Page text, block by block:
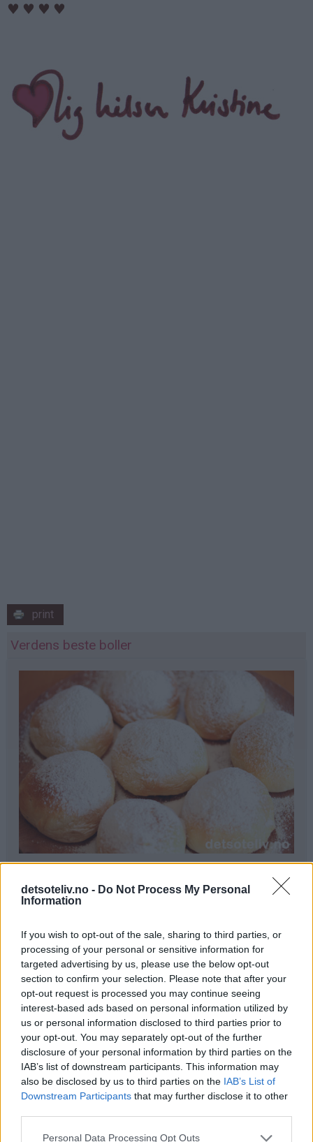
detsoteliv.no - Do Not Process My Personal
Information
If you wish to opt-out of the sale, sharing to third parties, or
processing of your personal or sensitive information for
targeted advertising by us, please use the below opt-out
section to confirm your selection. Please note that after your
opt-out request is processed you may continue seeing
interest-based ads based on personal information utilized by
us or personal information disclosed to third parties prior to
your opt-out. You may separately opt-out of the further
disclosure of your personal information by third parties on the
IAB’s list of downstream participants. This information may
also be disclosed by us to third parties on the IAB’s List of
Downstream Participants that may further disclose it to other
Personal Data Processing Opt Outs
♥ ♥ ♥ ♥
print
Verdens beste boller
1 liter melk
250 g melis
100 g gjær
0,5 ts kardemomme
1,5 kg hvetemel
Pynt:
melisdryss
Fremgangsmåte
Kok opp melk, smør og melis. Avkjøl blandingen til den